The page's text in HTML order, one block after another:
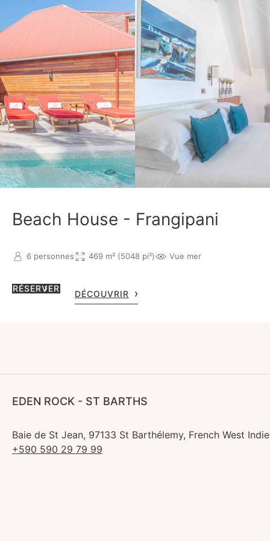
Beach House - Frangipani
6 personnes 469 m² (5048 pi²) Vue mer
RÉSERVER
DÉCOUVRIR
EDEN ROCK - ST BARTHS
Baie de St Jean, 97133 St Barthélemy, French West
+590 590 29 79 99